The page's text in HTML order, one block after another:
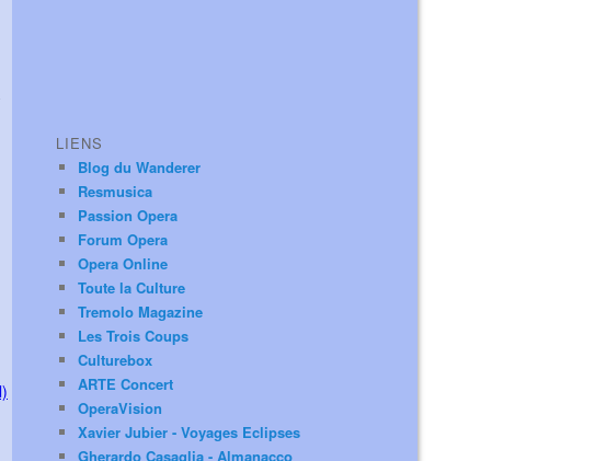
LIENS
Blog du Wanderer
Resmusica
Passion Opera
Forum Opera
Opera Online
Toute la Culture
Tremolo Magazine
Les Trois Coups
Culturebox
ARTE Concert
OperaVision
Xavier Jubier - Voyages Eclipses
Gherardo Casaglia - Almanacco